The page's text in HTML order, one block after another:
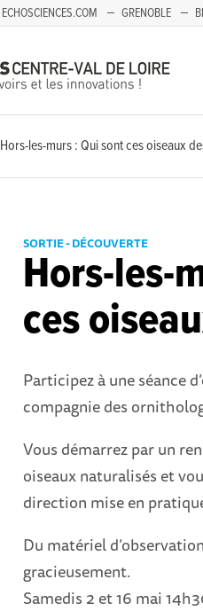
ECHOSCIENCES.COM GRENOBLE
Hors-les-murs : Qui sont ces oiseaux
SORTIE - DÉCOUVERTE
Hors-les-
ces
Participez à une séance
compagnie des
Vous démarrez par un
oiseaux naturalisés et
direction mise en
Du matériel
gracieusement.
Samedis 2 et 16 mai